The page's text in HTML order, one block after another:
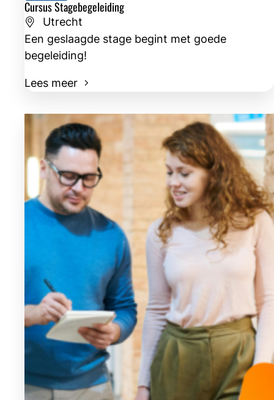
Cursus Stagebegeleiding
Utrecht
Een geslaagde stage begint met goede
begeleiding!
Lees meer